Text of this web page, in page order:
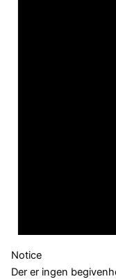
Notice
Der er ingen